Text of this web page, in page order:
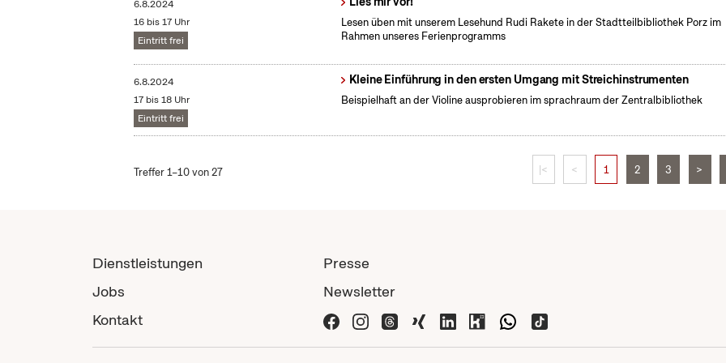
6.8.2024
16 bis 17 Uhr
Eintritt frei
Lesen üben mit unserem Lesehund Rudi Rakete in der Stadtteilbibliothek Porz im
Rahmen unseres Ferienprogramms
6.8.2024
17 bis 18 Uhr
Eintritt frei
Kleine Einführung in den ersten Umgang mit Streichinstrumenten
Beispielhaft an der Violine ausprobieren im sprachraum der Zentralbibliothek
Treffer 1–10 von 27 |< < 1 2 3 >
Dienstleistungen
Jobs
Kontakt
Presse
Newsletter